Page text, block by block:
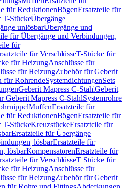
für ReduktionenBögenErsatzteile für
T-StückeÜbergänge
unlösbarÜbergänge und
für Übergänge und Verbindungen,
für
für VerschlüsseT-Stücke für
für HeizungAnschlüsse für
für HeizungZubehör für Geberit
für RohrendeSystemdichtungenSets
Geberit Mapress C-StahlGeberit
Geberit Mapress C-StahlSystemrohre
MuffenErsatzteile für
für ReduktionenBögenErsatzteile für
T-StückeKreuzstückeErsatzteile für
Ersatzteile für Übergänge
lösbarErsatzteile für
lösbarKompensatorenErsatzteile für
für VerschlüsseT-Stücke für
für HeizungAnschlüsse für
für HeizungZubehör für Geberit
für Rohre und FittingsAbdeckungen